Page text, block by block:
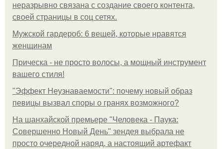
неразрывно связана с создание своего контента,
своей страницы в соц сетях.
Мужской гардероб: 6 вещей, которые нравятся
женщинам
Прическа - не просто волосы, а мощный инструмент
вашего стиля!
"Эффект Неузнаваемости": почему новый образ
певицы вызвал споры о гранях возможного?
На шанхайской премьере "Человека - Паука:
Совершенно Новый День" зендея выбрала не
просто очередной наряд, а настоящий артефакт